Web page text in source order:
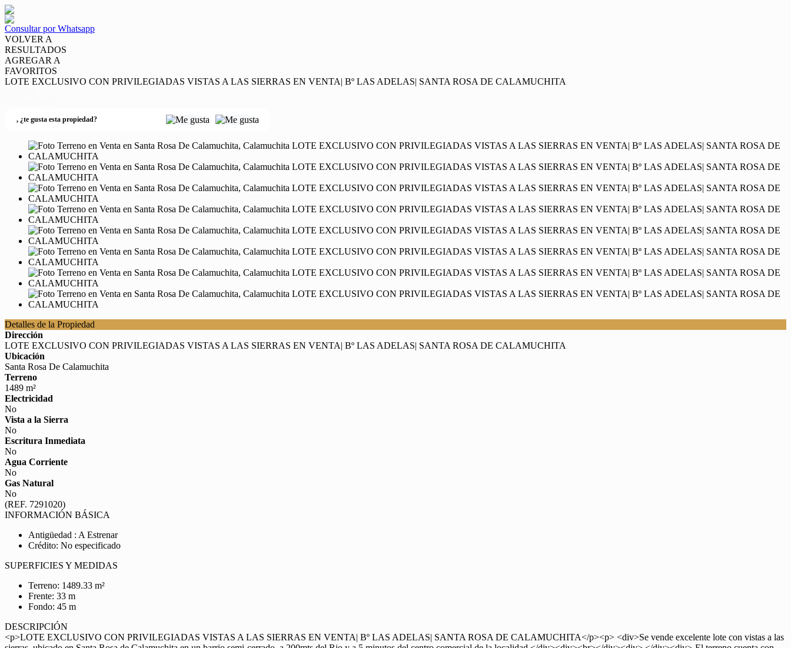
Consultar por Whatsapp
VOLVER A
RESULTADOS
AGREGAR A
FAVORITOS
LOTE EXCLUSIVO CON PRIVILEGIADAS VISTAS A LAS SIERRAS EN VENTA| Bº LAS ADELAS| SANTA ROSA DE CALAMUCHITA
, ¿te gusta esta propiedad?
Detalles de la Propiedad
Dirección
LOTE EXCLUSIVO CON PRIVILEGIADAS VISTAS A LAS SIERRAS EN VENTA| Bº LAS ADELAS| SANTA ROSA DE CALAMUCHITA
Ubicación
Santa Rosa De Calamuchita
Terreno
1489 m²
Electricidad
No
Vista a la Sierra
No
Escritura Inmediata
No
Agua Corriente
No
Gas Natural
No
(REF. 7291020)
INFORMACIÓN BÁSICA
Antigüedad : A Estrenar
Crédito: No especificado
SUPERFICIES Y MEDIDAS
Terreno: 1489.33 m²
Frente: 33 m
Fondo: 45 m
DESCRIPCIÓN
<p>LOTE EXCLUSIVO CON PRIVILEGIADAS VISTAS A LAS SIERRAS EN VENTA| Bº LAS ADELAS| SANTA ROSA DE CALAMUCHITA</p><p> <div>Se vende excelente lote con vistas a las